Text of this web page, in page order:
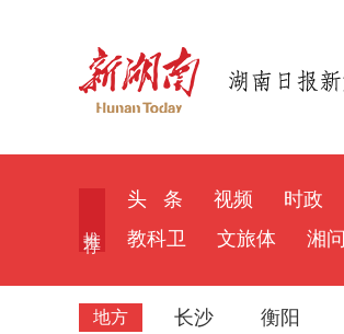
头 条 视频 时政
教科卫
文旅体 湘问
地方 长沙 衡阳